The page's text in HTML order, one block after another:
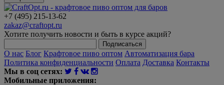
+7 (495) 215-13-62
zakaz@craftopt.ru
Хотите получить новости и быть в курсе акций?
Подписаться
О нас Блог Крафтовое пиво оптом Автоматизация бара
Политика конфиденциальности Оплата Доставка Контакты
Мы в соц сетях:
Мобильные приложения: